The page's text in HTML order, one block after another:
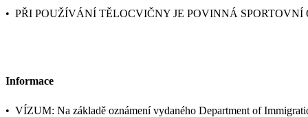
• PŘI POUŽÍVÁNÍ TĚLOCVIČNY JE POVINNÁ SPORTOVNÍ
Informace
• VÍZUM: Na základě oznámení vydaného Department of